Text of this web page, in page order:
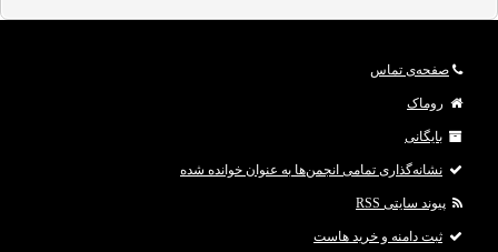
صفحه‌ی تماس
روماک
بایگانی
نشانه‌گذاری تمامی انجمن‌ها به عنوان خوانده شده
پیوند سایتی RSS
ثبت دامنه و خرید هاست